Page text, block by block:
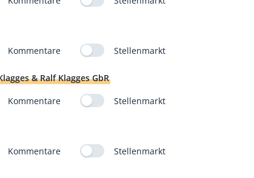
Kommentare Stellenmarkt
& Ralf Klagges GbR
Kommentare Stellenmarkt
Kommentare Stellenmarkt